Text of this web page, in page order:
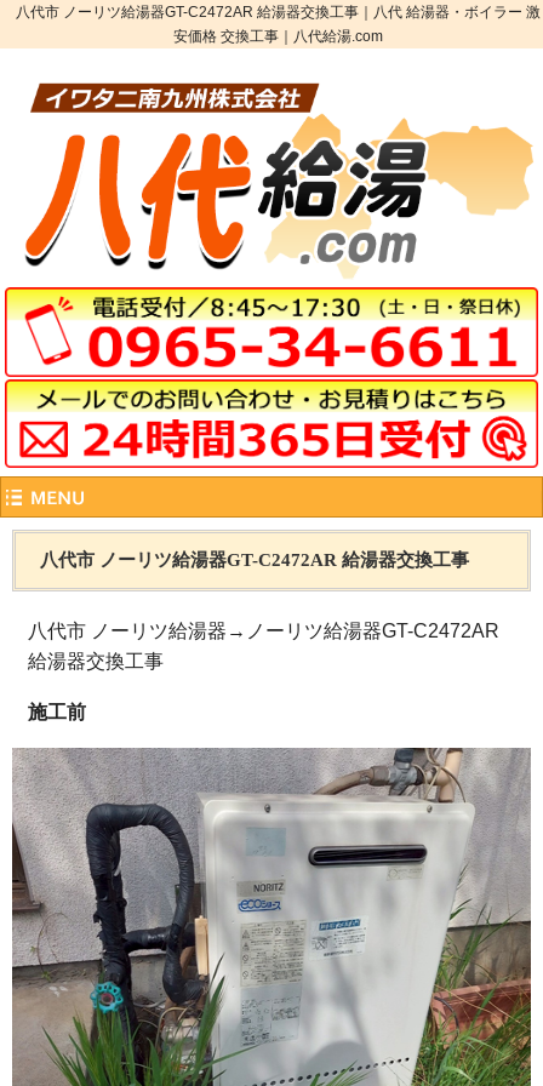
八代市 ノーリツ給湯器GT-C2472AR 給湯器交換工事｜八代 給湯器・ボイラー 激
安価格 交換工事｜八代給湯.com
八代市 ノーリツ給湯器GT-C2472AR 給湯器交換工事
八代市 ノーリツ給湯器→ノーリツ給湯器GT-C2472AR
給湯器交換工事
施工前